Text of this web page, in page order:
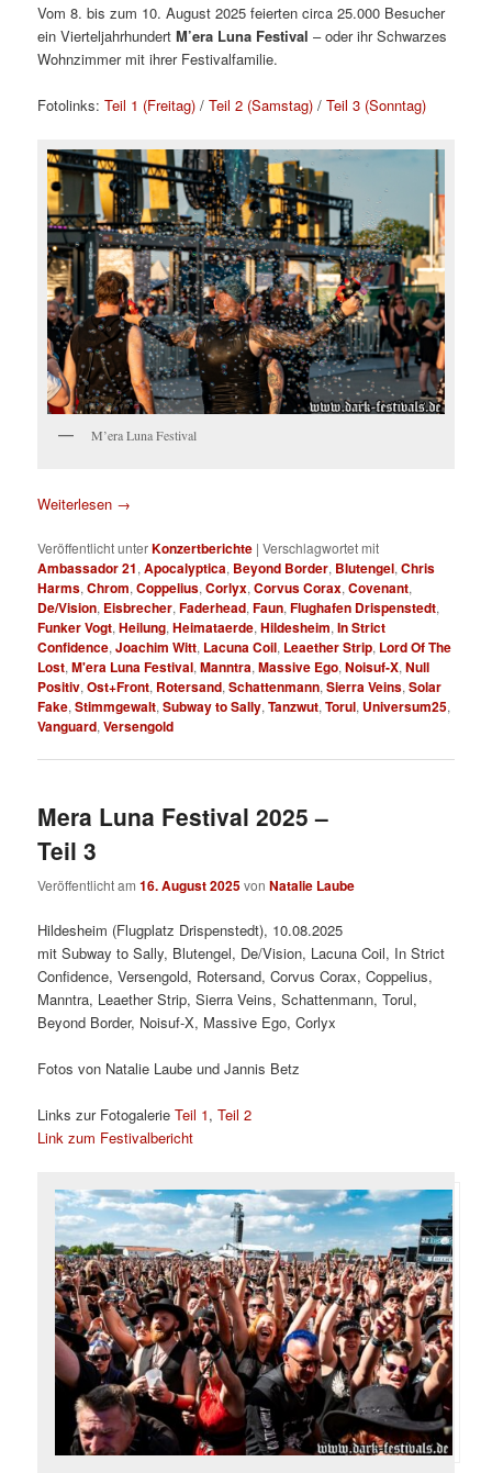
Vom 8. bis zum 10. August 2025 feierten circa 25.000 Besucher
ein VierteljahrhundertM’era Luna Festival – oder ihr Schwarzes
Wohnzimmer mit ihrer Festivalfamilie.
Fotolinks:Teil 1 (Freitag) /Teil 2 (Samstag) /Teil 3 (Sonntag)
M’era Luna Festival
Weiterlesen →
Veröffentlicht unterKonzertberichte |Verschlagwortet mit
Ambassador 21,Apocalyptica, Beyond Border, Blutengel,Chris
Harms,Chrom,Coppelius,Corlyx,Corvus Corax,Covenant,
De/Vision, Eisbrecher,Faderhead,Faun,Flughafen Drispenstedt,
Funker Vogt,Heilung,Heimataerde,Hildesheim,In Strict
Confidence,Joachim Witt, Lacuna Coil, Leaether Strip, Lord Of The
Lost,M'era Luna Festival,Manntra,Massive Ego,Noisuf-X,Null
Positiv,Ost+Front, Rotersand,Schattenmann,Sierra Veins,Solar
Fake,Stimmgewalt,Subway to Sally,Tanzwut,Torul, Universum25,
Vanguard,Versengold
Mera Luna Festival 2025 –
Teil 3
Veröffentlicht am16. August 2025vonNatalie Laube
Hildesheim (Flugplatz Drispenstedt), 10.08.2025
mit Subway to Sally, Blutengel, De/Vision, Lacuna Coil, In Strict
Confidence, Versengold, Rotersand, Corvus Corax, Coppelius,
Manntra, Leaether Strip, Sierra Veins, Schattenmann, Torul,
Beyond Border, Noisuf-X, Massive Ego, Corlyx
Fotos von Natalie Laube und Jannis Betz
Links zur FotogalerieTeil 1,Teil 2
Link zum Festivalbericht